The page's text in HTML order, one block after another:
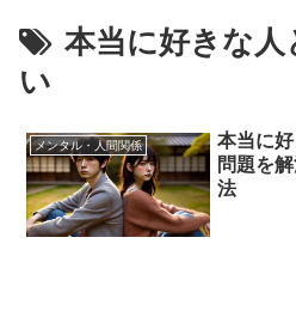
本当に好きな
い
メンタル・人間関係
本当に
問題を
法